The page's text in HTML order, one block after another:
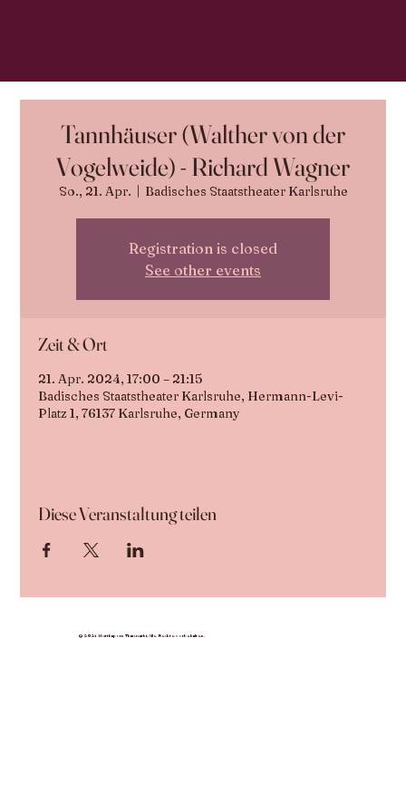
Tannhäuser (Walther von der
Vogelweide) - Richard Wagner
So., 21. Apr.
  |
Badisches Staatstheater Karlsruhe
Registration is closed
See other events
Zeit & Ort
21. Apr. 2024, 17:00 – 21:15
Badisches Staatstheater Karlsruhe, Hermann-Levi-
Platz 1, 76137 Karlsruhe, Germany
Diese Veranstaltung teilen
© 2024 Nutthaporn Thammathi. Alle Rechte vorbehalten.